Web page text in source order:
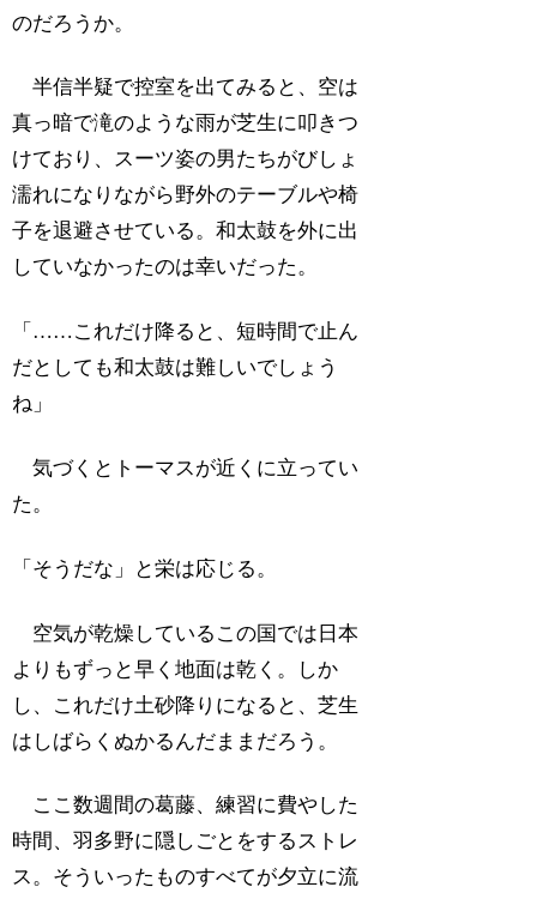
のだろうか。
半信半疑で控室を出てみると、空は
真っ暗で滝のような雨が芝生に叩きつ
けており、スーツ姿の男たちがびしょ
濡れになりながら野外のテーブルや椅
子を退避させている。和太鼓を外に出
していなかったのは幸いだった。
「……これだけ降ると、短時間で止ん
だとしても和太鼓は難しいでしょう
ね」
気づくとトーマスが近くに立ってい
た。
「そうだな」と栄は応じる。
空気が乾燥しているこの国では日本
よりもずっと早く地面は乾く。しか
し、これだけ土砂降りになると、芝生
はしばらくぬかるんだままだろう。
ここ数週間の葛藤、練習に費やした
時間、羽多野に隠しごとをするストレ
ス。そういったものすべてが夕立に流